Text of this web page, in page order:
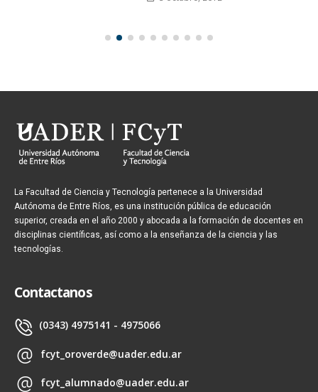
La Facultad de Ciencia y Tecnología pertenece a la Universidad
Autónoma de Entre Ríos, es una institución pública de educación
superior, creada en el año 2000 y abocada a la formación de docentes en
disciplinas científicas, así como a la enseñanza de la ciencia y las
tecnologías.
Contactanos
(0343) 4975141 - 4975066
fcyt_oroverde@uader.edu.ar
fcyt_alumnado@uader.edu.ar